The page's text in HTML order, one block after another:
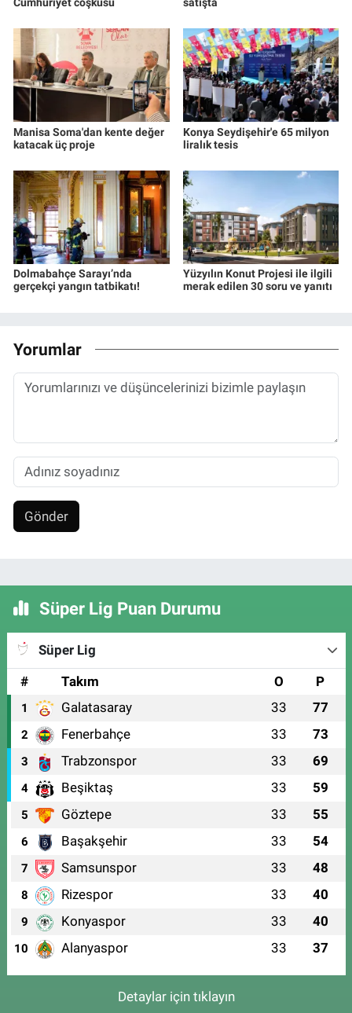
Manisa Soma'dan kente değer
katacak üç proje
Konya Seydişehir'e 65 milyon
liralık tesis
Dolmabahçe Sarayı’nda
gerçekçi yangın tatbikatı!
Yüzyılın Konut Projesi ile ilgili
merak edilen 30 soru ve yanıtı
Yorumlar
Gönder
Süper Lig Puan Durumu
Süper Lig
#
Takım O P
1 Galatasaray 33 77
2 Fenerbahçe 33 73
3 Trabzonspor 33 69
4 Beşiktaş 33 59
5 Göztepe 33 55
6 Başakşehir 33 54
7 Samsunspor 33 48
8 Rizespor 33 40
9 Konyaspor 33 40
10 Alanyaspor 33 37
Detaylar için tıklayın